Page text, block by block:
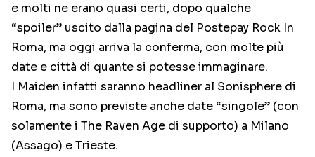
e molti ne erano quasi certi, dopo qualche
“spoiler” uscito dalla pagina del Postepay Rock In
Roma, ma oggi arriva la conferma, con molte più
date e città di quante si potesse immaginare.
I Maiden infatti saranno headliner al Sonisphere di
Roma, ma sono previste anche date “singole” (con
solamente i The Raven Age di supporto) a Milano
(Assago) e Trieste.